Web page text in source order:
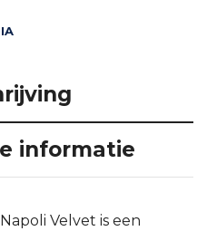
informatie
Velvet is een